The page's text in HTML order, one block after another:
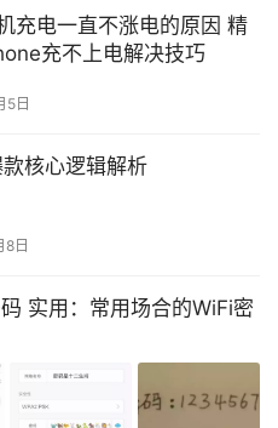
充电一直不涨电的原因 精
充不上电解决技巧
5日
核心逻辑解析
8日
实用：常用场合的WiFi密